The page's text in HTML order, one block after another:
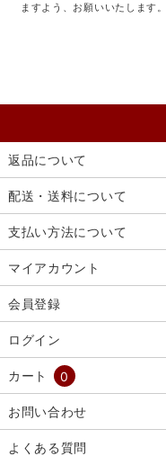
ますよう、お願いいたします。
返品について
配送・送料について
支払い方法について
マイアカウント
会員登録
ログイン
カート 0
お問い合わせ
よくある質問